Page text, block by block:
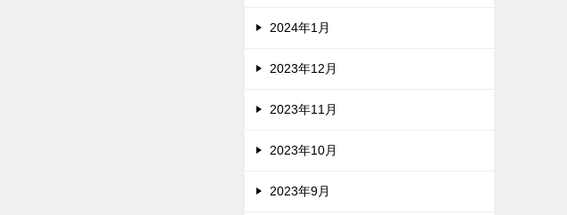
2024年1月
2023年12月
2023年11月
2023年10月
2023年9月